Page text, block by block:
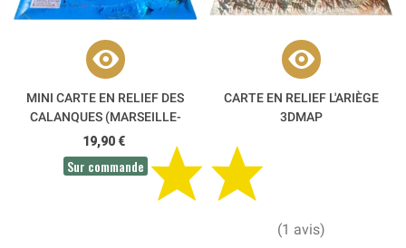
MINI CARTE EN RELIEF DES
CALANQUES (MARSEILLE-
CASSIS-LA CIOTAT) 3DMAP
19,90 €
Sur commande
CARTE EN RELIEF L'ARIÈGE
3DMAP
(1 avis)